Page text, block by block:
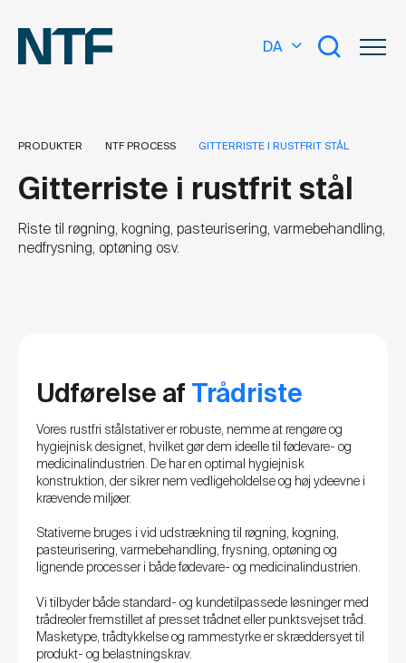
DA
PRODUKTER NTF PROCESS GITTERRISTE I RUSTFRIT STÅL
Gitterriste i rustfrit stål
Riste til røgning, kogning, pasteurisering, varmebehandling,
nedfrysning, optøning osv.
Udførelse af Trådriste
Vores rustfri stålstativer er robuste, nemme at rengøre og
hygiejnisk designet, hvilket gør dem ideelle til fødevare- og
medicinalindustrien. De har en optimal hygiejnisk
konstruktion, der sikrer nem vedligeholdelse og høj ydeevne i
krævende miljøer.
Stativerne bruges i vid udstrækning til røgning, kogning,
pasteurisering, varmebehandling, frysning, optøning og
lignende processer i både fødevare- og medicinalindustrien.
Vi tilbyder både standard- og kundetilpassede løsninger med
trådreoler fremstillet af presset trådnet eller punktsvejset tråd.
Masketype, trådtykkelse og rammestyrke er skræddersyet til
produkt- og belastningskrav.